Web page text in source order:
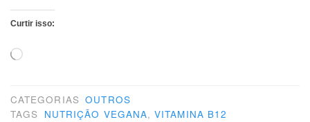
Curtir isso:
Carregando...
CATEGORIAS OUTROS
TAGS NUTRIÇÃO VEGANA,VITAMINA B12